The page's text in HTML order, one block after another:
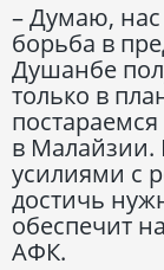
– Думаю,
борьба в
Душанбе
только в
в Малайзии.
усилиями с
достичь
обеспечит
АФК.